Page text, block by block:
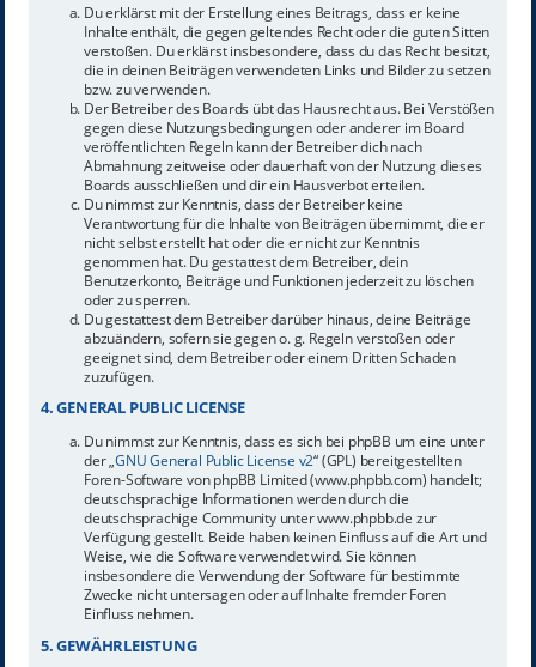
Du erklärst mit der Erstellung eines Beitrags, dass er keine
Inhalte enthält, die gegen geltendes Recht oder die guten Sitten
verstoßen. Du erklärst insbesondere, dass du das Recht besitzt,
die in deinen Beiträgen verwendeten Links und Bilder zu setzen
bzw. zu verwenden.
Der Betreiber des Boards übt das Hausrecht aus. Bei Verstößen
gegen diese Nutzungsbedingungen oder anderer im Board
veröffentlichten Regeln kann der Betreiber dich nach
Abmahnung zeitweise oder dauerhaft von der Nutzung dieses
Boards ausschließen und dir ein Hausverbot erteilen.
Du nimmst zur Kenntnis, dass der Betreiber keine
Verantwortung für die Inhalte von Beiträgen übernimmt, die er
nicht selbst erstellt hat oder die er nicht zur Kenntnis
genommen hat. Du gestattest dem Betreiber, dein
Benutzerkonto, Beiträge und Funktionen jederzeit zu löschen
oder zu sperren.
Du gestattest dem Betreiber darüber hinaus, deine Beiträge
abzuändern, sofern sie gegen o. g. Regeln verstoßen oder
geeignet sind, dem Betreiber oder einem Dritten Schaden
zuzufügen.
4. GENERAL PUBLIC LICENSE
Du nimmst zur Kenntnis, dass es sich bei phpBB um eine unter
der „GNU General Public License v2“ (GPL) bereitgestellten
Foren-Software von phpBB Limited (www.phpbb.com) handelt;
deutschsprachige Informationen werden durch die
deutschsprachige Community unter www.phpbb.de zur
Verfügung gestellt. Beide haben keinen Einfluss auf die Art und
Weise, wie die Software verwendet wird. Sie können
insbesondere die Verwendung der Software für bestimmte
Zwecke nicht untersagen oder auf Inhalte fremder Foren
Einfluss nehmen.
5. GEWÄHRLEISTUNG